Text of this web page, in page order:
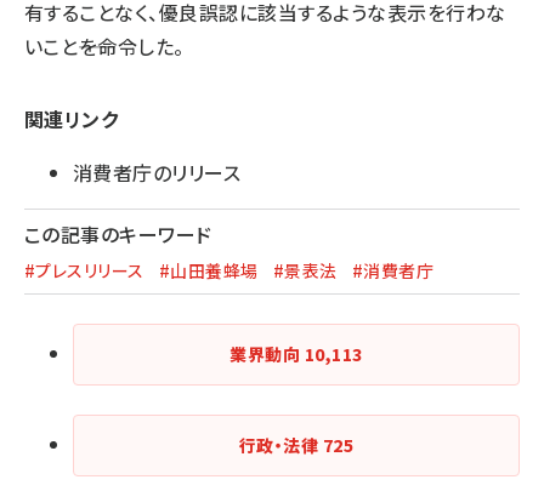
有することなく、優良誤認に該当するような表示を行わな
いこと――を命令した。
関連リンク
消費者庁のリリース
この記事のキーワード
#プレスリリース #山田養蜂場 #景表法 #消費者庁
業界動向 10,113
行政・法律 725